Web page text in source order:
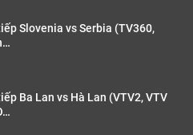
Slovenia vs Serbia (TV360,
Ba Lan vs Hà Lan (VTV2, VTV